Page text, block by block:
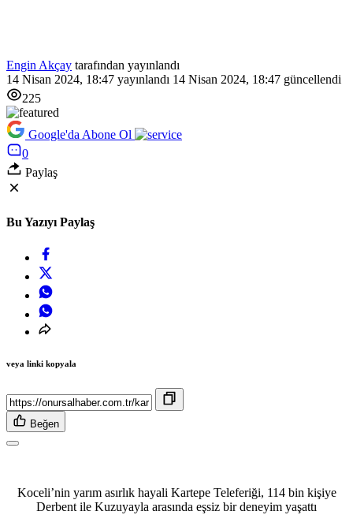
Engin Akçay tarafından yayınlandı
14 Nisan 2024, 18:47 yayınlandı 14 Nisan 2024, 18:47 güncellendi
225
Google'da Abone Ol
0
Paylaş
Bu Yazıyı Paylaş
veya linki kopyala
Beğen
Koceli’nin yarım asırlık hayali Kartepe Teleferiği, 114 bin kişiye
Derbent ile Kuzuyayla arasında eşsiz bir deneyim yaşattı